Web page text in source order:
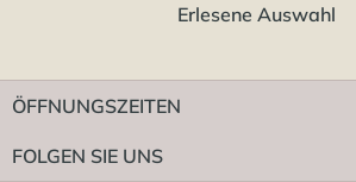
Erlesene Auswahl
ÖFFNUNGSZEITEN
FOLGEN SIE UNS